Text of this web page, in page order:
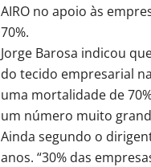
AIRO no apoio às
70%.
Jorge Barosa indicou
do tecido empresarial
uma mortalidade de
um número muito
Ainda segundo o
anos. “30% das